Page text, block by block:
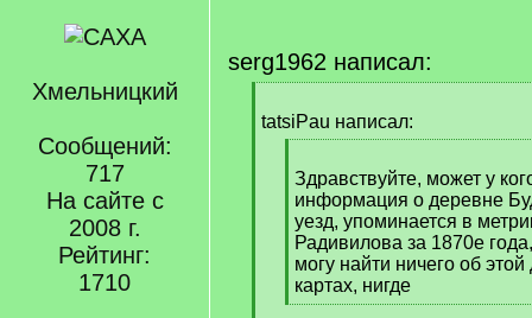
Хмельницкий
Сообщений:
717
На сайте с
2008 г.
Рейтинг:
1710
serg1962 написал:
q
tatsiPau написал:
q
]
Здравствуйте, может у
информация о деревне
уезд, упоминается в
Радивилова за 1870е
могу найти ничего об
картах, нигде
[